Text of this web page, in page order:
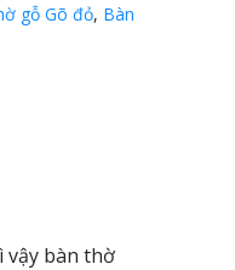
gỗ Gõ đỏ, Bàn
vậy bàn thờ